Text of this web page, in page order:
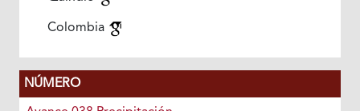
Colombia
NÚMERO